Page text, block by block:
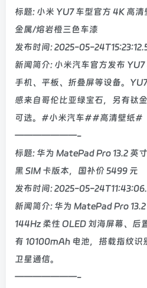
标题: 小米 YU7 车型官方 4K 高
金属/熔岩橙三色车漆
发布时间: 2025-05-
新闻简介: 小米汽车官方发布
手机、平板、折叠屏等设备。
感来自哥伦比亚绿宝石，另有钛
可选。#小米汽车##高清壁纸#
———————-
标题: 华为 MatePad Pro 13.2 英
黑 SIM 卡版本，国补价 5499 元
发布时间: 2025-05-
新闻简介: 华为 MatePad Pro
144Hz 柔性 OLED 刘海屏幕、后
有 10100mAh 电池，搭载指纹识
卫星通信。
———————-